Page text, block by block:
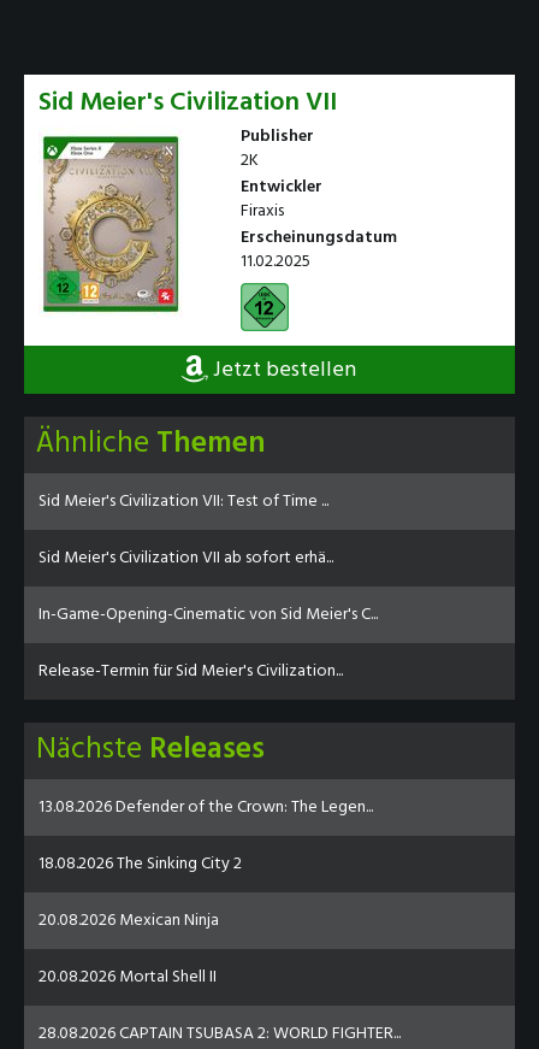
Sid Meier's Civilization VII
Publisher
2K
Entwickler
Firaxis
Erscheinungsdatum
11.02.2025
Jetzt bestellen
Ähnliche Themen
Sid Meier's Civilization VII: Test of Time ...
Sid Meier's Civilization VII ab sofort erhä...
In-Game-Opening-Cinematic von Sid Meier's C...
Release-Termin für Sid Meier's Civilization...
Nächste Releases
13.08.2026 Defender of the Crown: The Legen...
18.08.2026 The Sinking City 2
20.08.2026 Mexican Ninja
20.08.2026 Mortal Shell II
28.08.2026 CAPTAIN TSUBASA 2: WORLD FIGHTER...